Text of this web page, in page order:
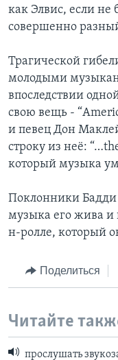
как Элвис, если не
совершенно
Трагической
молодыми
впоследствии
свою вещь -
и певец Дон
строку из неё:
который музыка
Поклонники
музыка его жива и
н-ролле, который
Поделиться
Читайте
прослушать